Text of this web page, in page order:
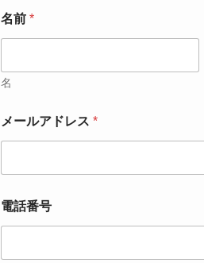
名前 *
名
メールアドレス *
電話番号